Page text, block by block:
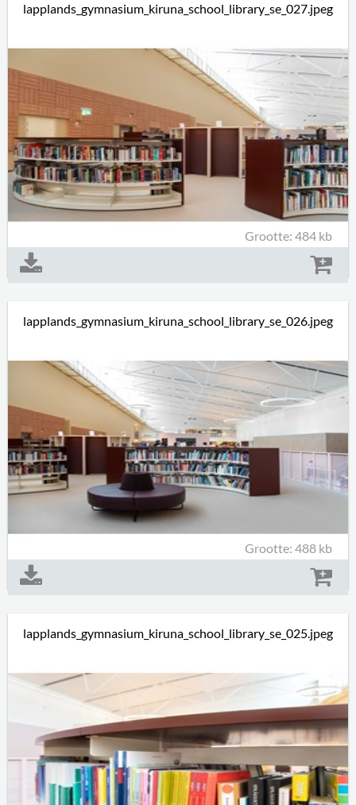
lapplands_gymnasium_kiruna_school_library_se_027.jpeg
Grootte: 484 kb
lapplands_gymnasium_kiruna_school_library_se_026.jpeg
Grootte: 488 kb
lapplands_gymnasium_kiruna_school_library_se_025.jpeg